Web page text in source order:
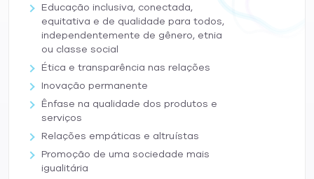
Educação inclusiva, conectada,
equitativa e de qualidade para todos,
independentemente de gênero, etnia
ou classe social
Ética e transparência nas relações
Inovação permanente
Ênfase na qualidade dos produtos e
serviços
Relações empáticas e altruístas
Promoção de uma sociedade mais
igualitária